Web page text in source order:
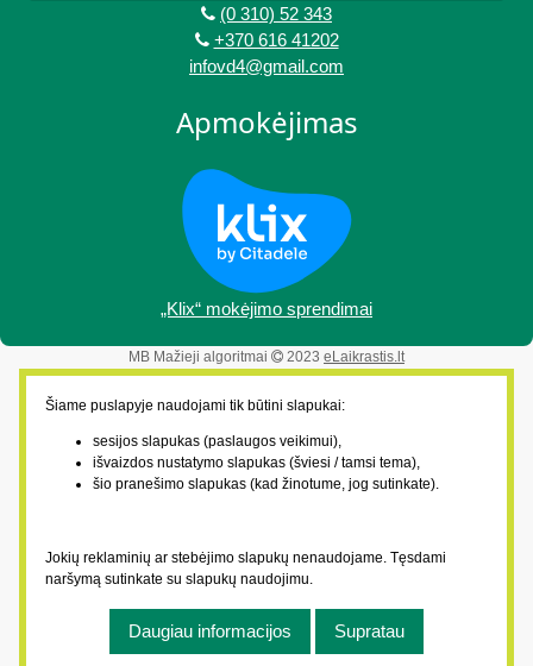
(0 310) 52 343
+370 616 41202
infovd4@gmail.com
Apmokėjimas
„Klix“ mokėjimo sprendimai
MB Mažieji algoritmai 2023 eLaikrastis.lt
Šiame puslapyje naudojami tik būtini slapukai:
sesijos slapukas (paslaugos veikimui),
išvaizdos nustatymo slapukas (šviesi / tamsi tema),
šio pranešimo slapukas (kad žinotume, jog sutinkate).
Jokių reklaminių ar stebėjimo slapukų nenaudojame. Tęsdami
naršymą sutinkate su slapukų naudojimu.
Daugiau informacijos Supratau